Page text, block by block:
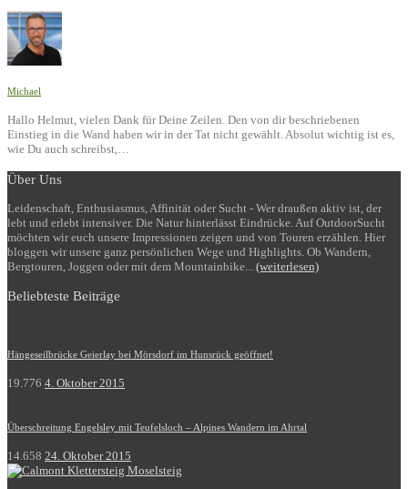
Michael
Hallo Helmut, vielen Dank für Deine Zeilen. Den von dir beschriebenen
Einstieg in die Wand haben wir in der Tat nicht gewählt. Absolut wichtig ist es,
wie Du auch schreibst,…
Über Uns
Leidenschaft, Enthusiasmus, Affinität oder Sucht - Wer draußen aktiv ist, der
lebt und erlebt intensiver. Die Natur hinterlässt Eindrücke. Auf OutdoorSucht
möchten wir euch unsere Impressionen zeigen und von Touren erzählen. Hier
bloggen wir unsere ganz persönlichen Wege und Highlights. Ob Wandern,
Bergtouren, Joggen oder mit dem Mountainbike... (weiterlesen)
Beliebteste Beiträge
Hängeseilbrücke Geierlay bei Mörsdorf im Hunsrück geöffnet!
19.776 4. Oktober 2015
Überschreitung Engelsley mit Teufelsloch – Alpines Wandern im Ahrtal
14.658 24. Oktober 2015